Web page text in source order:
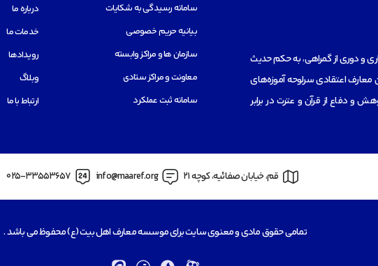
و دوری از گمراهی، به حکم حدیث
معارف اعتقادی سرلوحه آموزه‌های
هدف آموزش و پژوهش و دفاع از قرآن و عترت در برابر
سامانه رسیدگی به شکایات
بیانیه حریم خصوصی
سازمان ها و مراکز وابسته
معاونت و مراکز ستادی
سامانه ثبت عملکرد
درباره ما
خدمات ما
رویدادها
وبلاگ
ارتباط با ما
قم، خیابان صفائیه، کوچه 21 info@maaref.org
025-33553657
تمامی حقوق مادی و معنوی سایت برای موسسه معارف اهل بیت (ع) محفوظ می باشد .